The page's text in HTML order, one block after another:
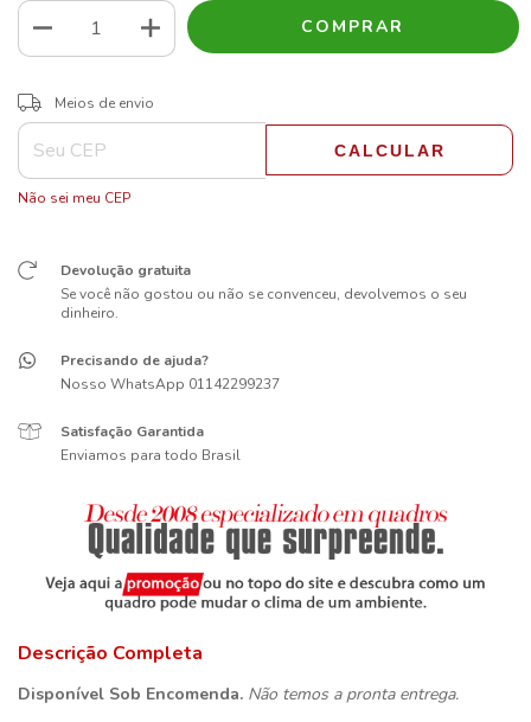
Entregas para o CEP:
Meios de envio
CALCULAR
Não sei meu CEP
Devolução gratuita
Se você não gostou ou não se convenceu, devolvemos o seu
dinheiro.
Precisando de ajuda?
Nosso WhatsApp 01142299237
Satisfação Garantida
Enviamos para todo Brasil
Descrição Completa
Disponível Sob Encomenda. Não temos a pronta entrega.